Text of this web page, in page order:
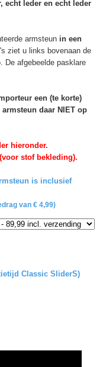
echt leder en echt leder
armsteun in een
ziet u links bovenaan de
De afgebeelde pasklare
een (te korte)
daar NIET op
hieronder.
stof bekleding).
is inclusief
van € 4,99)
Classic SliderS)